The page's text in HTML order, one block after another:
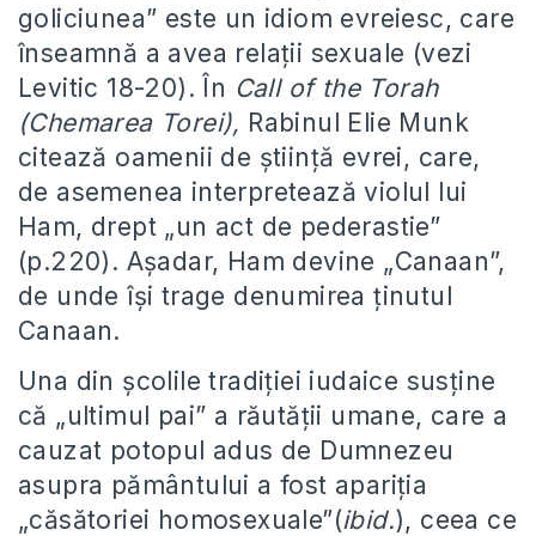
goliciunea” este un idiom evreiesc, care
înseamnă a avea relații sexuale (vezi
Levitic 18-20). În Call of the Torah
(Chemarea Torei), Rabinul Elie Munk
citează oamenii de știință evrei, care,
de asemenea interpretează violul lui
Ham, drept „un act de pederastie”
(p.220). Așadar, Ham devine „Canaan”,
de unde își trage denumirea ținutul
Canaan.
Una din școlile tradiției iudaice susține
că „ultimul pai” a răutății umane, care a
cauzat potopul adus de Dumnezeu
asupra pământului a fost apariția
„căsătoriei homosexuale”(ibid.), ceea ce